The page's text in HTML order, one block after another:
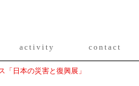
activity contact
「日本の災害と復興展」